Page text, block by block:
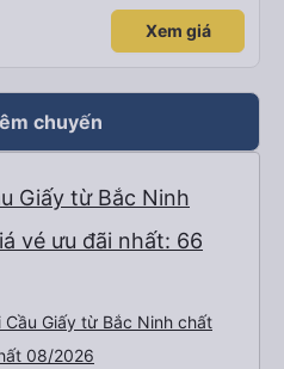
tra kỹ trước khi đặt vé, tốt nhất là khi
Xem giá
chuyến
Giấy từ Bắc Ninh
vé ưu đãi nhất: 66
Giấy từ Bắc Ninh chất
08/2026